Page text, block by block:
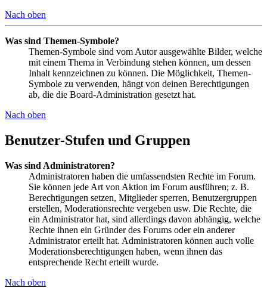
Nach oben
Was sind Themen-Symbole?
Themen-Symbole sind vom Autor ausgewählte Bilder, welche
mit einem Thema in Verbindung stehen können, um dessen
Inhalt kennzeichnen zu können. Die Möglichkeit, Themen-
Symbole zu verwenden, hängt von deinen Berechtigungen
ab, die die Board-Administration gesetzt hat.
Nach oben
Benutzer-Stufen und Gruppen
Was sind Administratoren?
Administratoren haben die umfassendsten Rechte im Forum.
Sie können jede Art von Aktion im Forum ausführen; z. B.
Berechtigungen setzen, Mitglieder sperren, Benutzergruppen
erstellen, Moderationsrechte vergeben usw. Die Rechte, die
ein Administrator hat, sind allerdings davon abhängig, welche
Rechte ihnen ein Gründer des Forums oder ein anderer
Administrator erteilt hat. Administratoren können auch volle
Moderationsberechtigungen haben, wenn ihnen das
entsprechende Recht erteilt wurde.
Nach oben